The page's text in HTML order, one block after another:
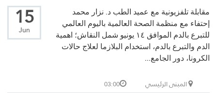
15
Jun
مقابلة تلفزيونية مع عميد الطب د. نزار محمد
إحتفاء مع منظمة الصحة العالمية باليوم العالمي
للتبرع بالدم الموافق ١٤ يونيو شمل النقاش؛ اهمية
الدم والتبرع بالدم، استخدام البلازما لعلاج حالات
الكرونا، دور الجامع...
المبنى الرئيسي 03:00